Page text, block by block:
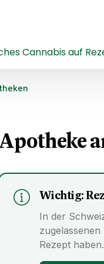
Cannabis auf
Wichtig:
In der
Rezept haben.